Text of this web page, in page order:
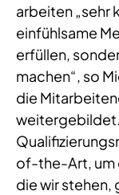
arbeiten „sehr
einfühlsame
erfüllen,
machen“, so
die
of-the-Art, um
die wir stehen,